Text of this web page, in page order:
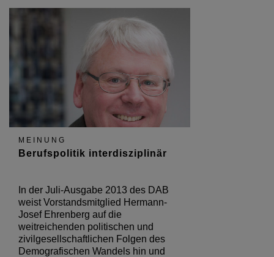
MEINUNG
Berufspolitik interdisziplinär
In der Juli-Ausgabe 2013 des DAB
weist Vorstandsmitglied Hermann-
Josef Ehrenberg auf die
weitreichenden politischen und
zivilgesellschaftlichen Folgen des
Demografischen Wandels hin und